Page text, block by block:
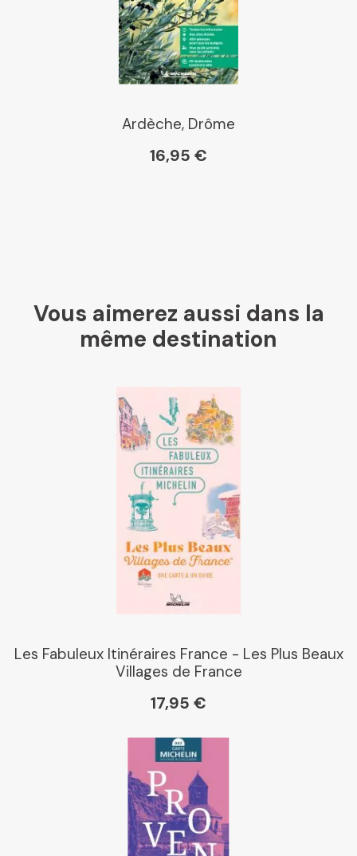
Ardèche, Drôme
16,95 €
Vous aimerez aussi dans la
même destination
Les Fabuleux Itinéraires France - Les Plus Beaux
Villages de France
17,95 €